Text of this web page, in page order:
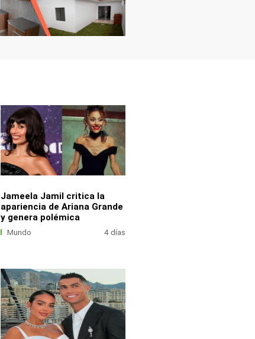
Jameela Jamil critica la
apariencia de Ariana Grande
y genera polémica
Mundo 4 días